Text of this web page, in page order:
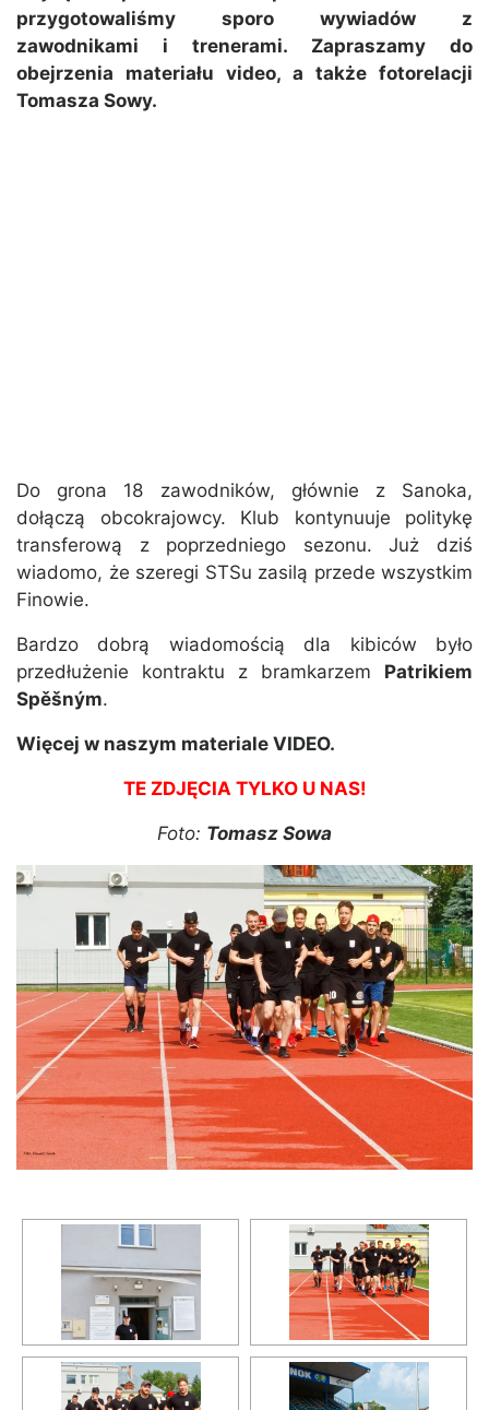
przygotowaliśmy sporo wywiadów z
zawodnikami i trenerami. Zapraszamy do
obejrzenia materiału video, a także fotorelacji
Tomasza Sowy.
Do grona 18 zawodników, głównie z Sanoka,
dołączą obcokrajowcy. Klub kontynuuje politykę
transferową z poprzedniego sezonu. Już dziś
wiadomo, że szeregi STSu zasilą przede wszystkim
Finowie.
Bardzo dobrą wiadomością dla kibiców było
przedłużenie kontraktu z bramkarzem Patrikiem
Spěšným.
Więcej w naszym materiale VIDEO.
TE ZDJĘCIA TYLKO U NAS!
Foto: Tomasz Sowa